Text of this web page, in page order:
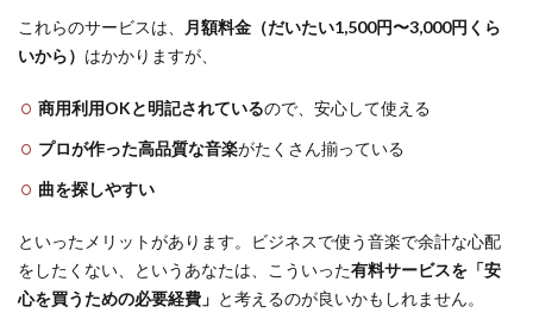
これらのサービスは、
月額料金（だいたい1,500円〜3,000円くら
いから） はかかりますが、
商用利用OKと明記されているので、安心して使える
プロが作った高品質な音楽がたくさん揃っている
曲を探しやすい
といったメリットがあります。ビジネスで使う音楽で余計な心配
をしたくない、というあなたは、こういった有料サービスを「安
心を買うための必要経費」 と考えるのが良いかもしれません。